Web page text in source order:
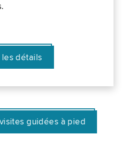
les détails
guidées à pied